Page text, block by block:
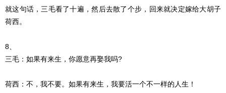
就这句话，三毛看了十遍，然后去散了个步，回来就决定嫁给大胡子
荷西。
8、
三毛：如果有来生，你愿意再娶我吗?
荷西：不，我不要。如果有来生，我要活一个不一样的人生！